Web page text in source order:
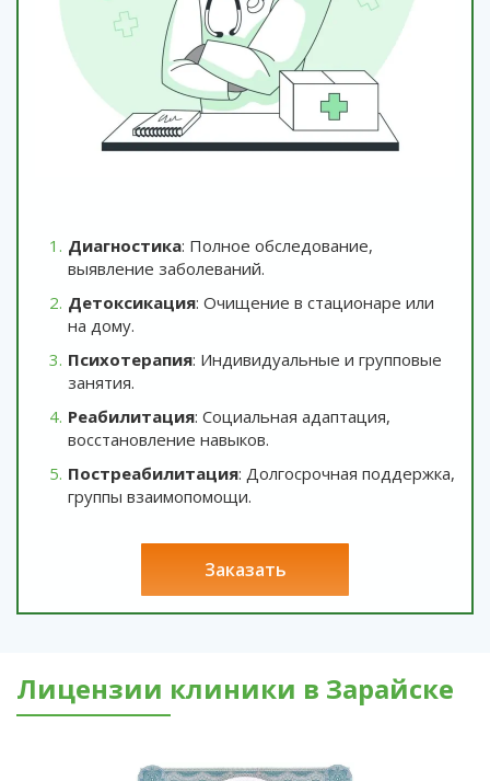
Диагностика: Полное обследование,
выявление заболеваний.
Детоксикация: Очищение в стационаре или
на дому.
Психотерапия: Индивидуальные и групповые
занятия.
Реабилитация: Социальная адаптация,
восстановление навыков.
Постреабилитация: Долгосрочная поддержка,
группы взаимопомощи.
заказать
Лицензии клиники в Зарайске